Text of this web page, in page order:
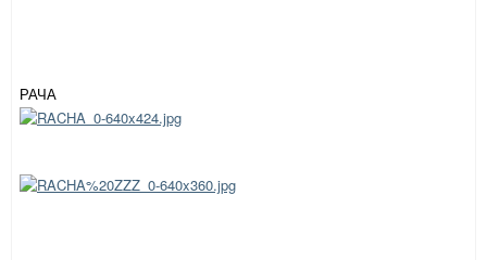
РАЧА